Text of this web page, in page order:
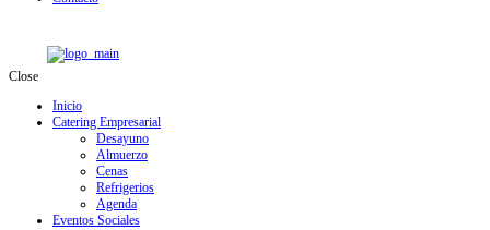
Close
Inicio
Catering Empresarial
Desayuno
Almuerzo
Cenas
Refrigerios
Agenda
Eventos Sociales